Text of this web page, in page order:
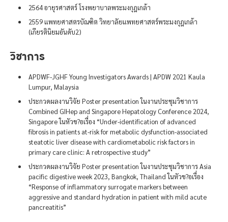
2564 อายุรศาสตร์ โรงพยาบาลพระมงกุฎเกล้า
2559 แพทยศาสตรบัณฑิต วิทยาลัยแพทยศาสตร์พระมงกุฎเกล้า
(เกียรตินิยมอันดับ2)
วิชาการ
APDWF-JGHF Young Investigators Awards | APDW 2021 Kaula
Lumpur, Malaysia
ประกวดผลงานวิจัย Poster presentation ในงานประชุมวิชาการ
Combined GIHep and Singapore Hepatology Conference 2024,
Singapore ในหัวข?อเรื่อง “Under-identification of advanced
fibrosis in patients at-risk for metabolic dysfunction-associated
steatotic liver disease with cardiometabolic risk factors in
primary care clinic: A retrospective study”
ประกวดผลงานวิจัย Poster presentation ในงานประชุมวิชาการ Asia
pacific digestive week 2023, Bangkok, Thailand ในหัวข?อเรื่อง
“Response of inflammatory surrogate markers between
aggressive and standard hydration in patient with mild acute
pancreatitis”